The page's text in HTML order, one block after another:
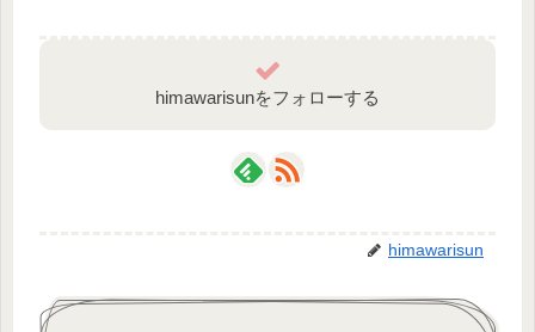
himawarisunをフォローする
himawarisun